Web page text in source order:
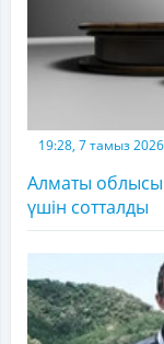
19:28, 7 тамыз 2026
Алматы
үшін сотталды